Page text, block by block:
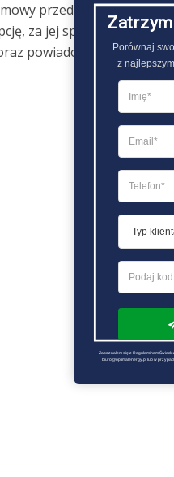
przedstawiciel
za jej sprawą to nowa
powiadomieniemPorównaj
z
Zapoznałem się z Regulaminem
biuro@optimalenergy.pl lub w